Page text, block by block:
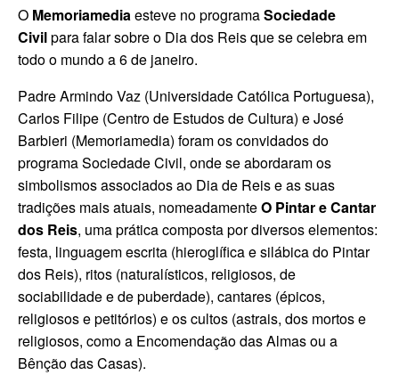
O Memoriamediaesteve no programaSociedade
Civilpara falar sobre o Dia dos Reis que se celebra em
todo o mundo a 6 de janeiro.
Padre Armindo Vaz (Universidade Católica Portuguesa),
Carlos Filipe (Centro de Estudos de Cultura) e José
Barbieri (Memoriamedia) foram os convidados do
programa Sociedade Civil, onde se abordaram os
simbolismos associados ao Dia de Reis e as suas
tradições mais atuais, nomeadamenteO Pintar e Cantar
dos Reis, uma prática composta por diversos elementos:
festa, linguagem escrita (hieroglífica e silábica do Pintar
dos Reis), ritos (naturalísticos, religiosos, de
sociabilidade e de puberdade), cantares (épicos,
religiosos e petitórios) e os cultos (astrais, dos mortos e
religiosos, como a Encomendação das Almas ou a
Bênção das Casas).